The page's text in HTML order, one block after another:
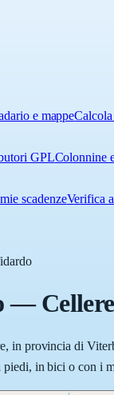
e mappe
GPLColonnine
scadenzeVerifica
—Cellere
in provincia di
in bici o con i